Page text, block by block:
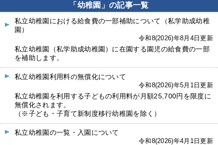
「幼稚園」の記事一覧
私立幼稚園における給食費の一部補助について（私学助成幼稚
園）
令和8(2026)年8月4日更新
私立幼稚園（私学助成幼稚園）に在園する園児の給食費の一部
を補助します。
私立幼稚園利用料の無償化について
令和8(2026)年5月1日更新
私立幼稚園を利用する子どもの利用料が月額25,700円を限度に
無償化されます。
（※子ども・子育て新制度移行幼稚園を除く）
私立幼稚園の一覧・入園について
令和8(2026)年4月1日更新